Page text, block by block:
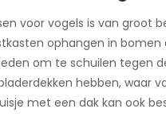
voor vogels is van groot
ophangen in
om te schuilen tegen
hebben, waar
met een dak kan ook